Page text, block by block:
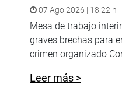
07 Ago 2026 | 18:22 h
Mesa de trabajo
graves brechas para
crimen organizado
Leer más >